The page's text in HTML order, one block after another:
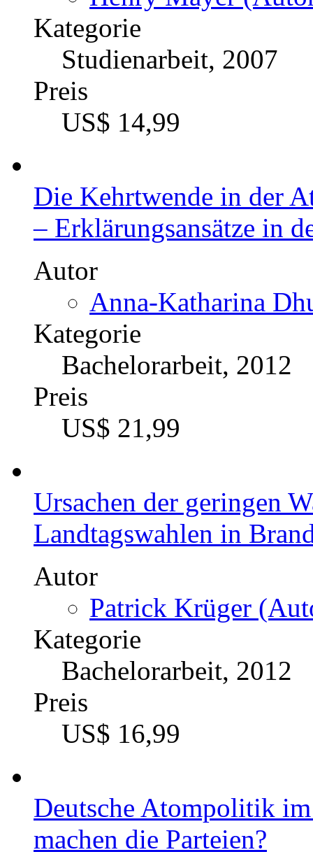
Kategorie
Studienarbeit, 2007
Preis
US$ 14,99
Die Kehrtwende in der
– Erklärungsansätze in
Autor
Anna-Katharina
Kategorie
Bachelorarbeit, 2012
Preis
US$ 21,99
Ursachen der geringen
Landtagswahlen in
Autor
Patrick Krüger
Kategorie
Bachelorarbeit, 2012
Preis
US$ 16,99
Deutsche Atompolitik
machen die Parteien?